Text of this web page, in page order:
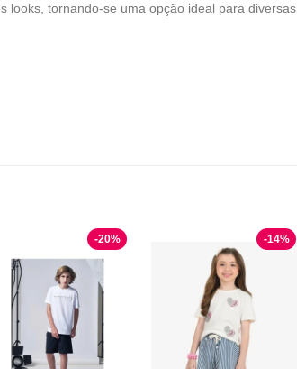
MALHAS
looks, tornando-se uma opção ideal para diversas
-20% -14%